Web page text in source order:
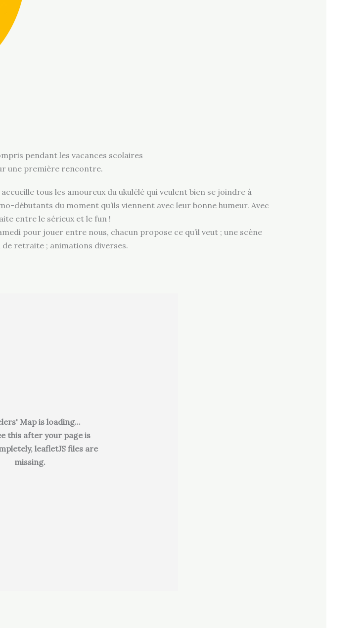
pendant les vacances scolaires
une première rencontre.
tous les amoureux du ukulélé qui veulent bien se joindre à
débutants du moment qu’ils viennent avec leur bonne humeur. Avec
entre le sérieux et le fun !
pour jouer entre nous, chacun propose ce qu’il veut ; une scène
retraite ; animations diverses.
Map is loading...
this after your page is
leafletJS files are
missing.